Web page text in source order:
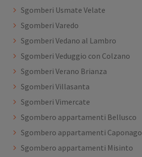
Sgomberi Usmate Velate
Sgomberi Varedo
Sgomberi Vedano al Lambro
Sgomberi Veduggio con Colzano
Sgomberi Verano Brianza
Sgomberi Villasanta
Sgomberi Vimercate
Sgombero appartamenti Bellusco
Sgombero appartamenti Caponago
Sgombero appartamenti Misinto